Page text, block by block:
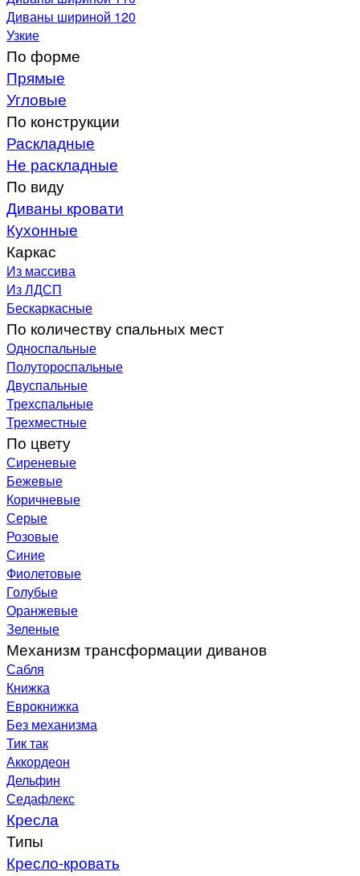
Диваны шириной 120
Узкие
По форме
Прямые
Угловые
По конструкции
Раскладные
Не раскладные
По виду
Диваны кровати
Кухонные
Каркас
Из массива
Из ЛДСП
Бескаркасные
По количеству спальных мест
Односпальные
Полутороспальные
Двуспальные
Трехспальные
Трехместные
По цвету
Сиреневые
Бежевые
Коричневые
Серые
Розовые
Синие
Фиолетовые
Голубые
Оранжевые
Зеленые
Механизм трансформации диванов
Сабля
Книжка
Еврокнижка
Без механизма
Тик так
Аккордеон
Дельфин
Седафлекс
Кресла
Типы
Кресло-кровать